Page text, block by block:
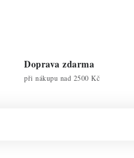
Doprava zdarma
při nákupu nad 2500 Kč